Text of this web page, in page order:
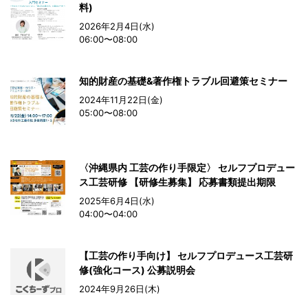
料)
2026年2月4日(水)
06:00〜08:00
知的財産の基礎&著作権トラブル回避策セミナー
2024年11月22日(金)
05:00〜08:00
〈沖縄県内 工芸の作り手限定〉 セルフプロデュー
ス工芸研修 【研修生募集】 応募書類提出期限
2025年6月4日(水)
04:00〜04:00
【工芸の作り手向け】 セルフプロデュース工芸研
修(強化コース) 公募説明会
2024年9月26日(木)